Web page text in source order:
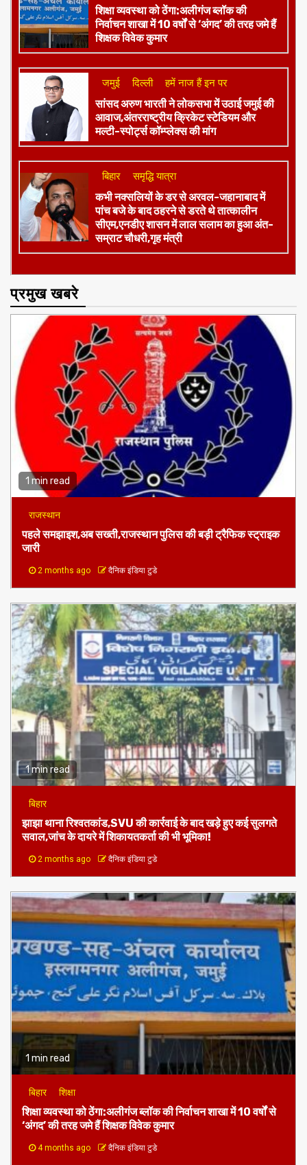
शिक्षा व्यवस्था को ठेंगा:अलीगंज ब्लॉक की
निर्वाचन शाखा में 10 वर्षों से ‘अंगद’ की तरह जमे हैं
शिक्षक विवेक कुमार
जमुई दिल्ली हमें नाज हैं इन पर
​सांसद अरुण भारती ने लोकसभा में उठाई जमुई की
आवाज,अंतरराष्ट्रीय क्रिकेट स्टेडियम और
मल्टी-स्पोर्ट्स कॉम्प्लेक्स की मांग
बिहार समृद्धि यात्रा
कभी नक्सलियों के डर से अरवल-जहानाबाद में
पांच बजे के बाद ठहरने से डरते थे तात्कालीन
सीएम,एनडीए शासन में लाल सलाम का हुआ अंत-
सम्राट चौधरी,गृह मंत्री
प्रमुख खबरे
1 min read
राजस्थान
पहले समझाइश,अब सख्ती,राजस्थान पुलिस की बड़ी ट्रैफिक स्ट्राइक
जारी
2 months ago दैनिक इंडिया टुडे
1 min read
बिहार
झाझा थाना रिश्वतकांड,SVU की कार्रवाई के बाद खड़े हुए कई सुलगते
सवाल,जांच के दायरे में शिकायतकर्ता की भी भूमिका!
2 months ago दैनिक इंडिया टुडे
1 min read
बिहार शिक्षा
शिक्षा व्यवस्था को ठेंगा:अलीगंज ब्लॉक की निर्वाचन शाखा में 10 वर्षों से
‘अंगद’ की तरह जमे हैं शिक्षक विवेक कुमार
4 months ago दैनिक इंडिया टुडे